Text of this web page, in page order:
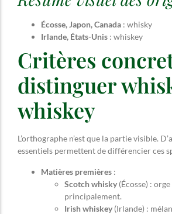
Écosse, Japon, Canada : whisky
Irlande, États-Unis : whiskey
Critères
distinguer
whiskey
L’orthographe n’est que la partie visible.
essentiels permettent de différencier ces
Matières premières :
Scotch whisky (Écosse) :
principalement.
Irish whiskey (Irlande) :